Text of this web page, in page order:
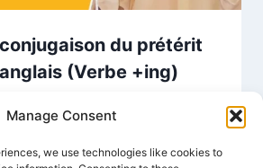
Manage Consent
we use technologies like cookies to
du prétérit
(Verbe +ing)